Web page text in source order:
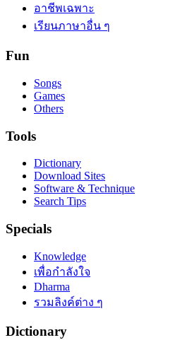
อาชีพเฉพาะ
เรียนภาษาอื่น ๆ
Fun
Songs
Games
Others
Tools
Dictionary
Download Sites
Software & Technique
Search Tips
Specials
Knowledge
เพื่อกำลังใจ
Dharma
รวมลิงค์ต่าง ๆ
Dictionary